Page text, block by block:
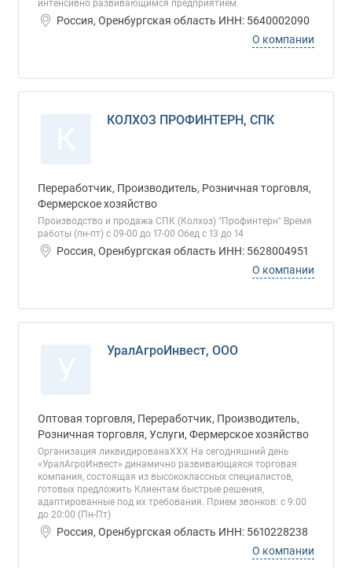
интенсивно развивающимся предприятием.
Россия, Оренбургская область ИНН: 5640002090
О компании
КОЛХОЗ ПРОФИНТЕРН, СПК
Переработчик, Производитель, Розничная торговля,
Фермерское хозяйство
Производство и продажа СПК (Колхоз) "Профинтерн" Время
работы (пн-пт) с 09-00 до 17-00 Обед с 13 до 14
Россия, Оренбургская область ИНН: 5628004951
О компании
УралАгроИнвест, ООО
Оптовая торговля, Переработчик, Производитель,
Розничная торговля, Услуги, Фермерское хозяйство
Организация ликвидированаХХХ На сегодняшний день
«УралАгроИнвест» динамично развивающаяся торговая
компания, состоящая из высококлассных специалистов,
готовых предложить Клиентам быстрые решения,
адаптированные под их требования. Прием звонков: с 9:00
до 20:00 (Пн-Пт)
Россия, Оренбургская область ИНН: 5610228238
О компании